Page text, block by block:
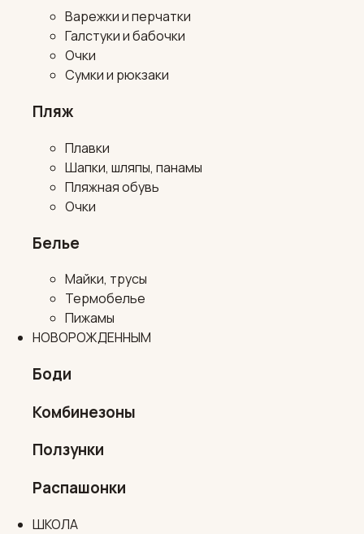
Варежки и перчатки
Галстуки и бабочки
Очки
Сумки и рюкзаки
Пляж
Плавки
Шапки, шляпы, панамы
Пляжная обувь
Очки
Белье
Майки, трусы
Термобелье
Пижамы
НОВОРОЖДЕННЫМ
Боди
Комбинезоны
Ползунки
Распашонки
ШКОЛА